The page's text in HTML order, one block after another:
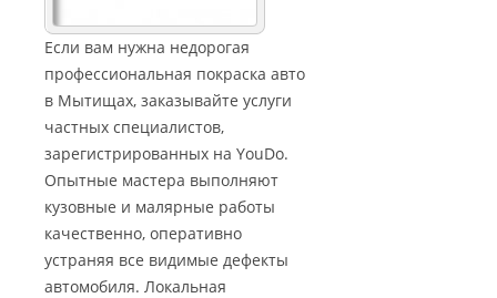
Если вам нужна недорогая
профессиональная покраска авто
в Мытищах, заказывайте услуги
частных специалистов,
зарегистрированных на YouDo.
Опытные мастера выполняют
кузовные и малярные работы
качественно, оперативно
устраняя все видимые дефекты
автомобиля. Локальная